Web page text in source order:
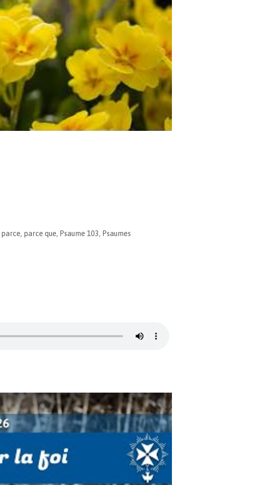
parce, parce que, Psaume 103, Psaumes